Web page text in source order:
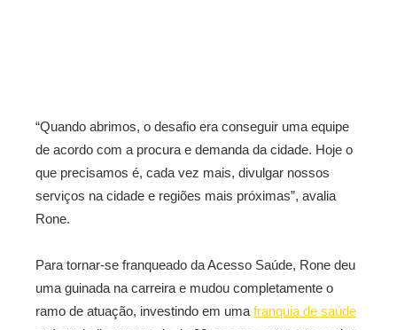
“Quando abrimos, o desafio era conseguir uma equipe
de acordo com a procura e demanda da cidade. Hoje o
que precisamos é, cada vez mais, divulgar nossos
serviços na cidade e regiões mais próximas”, avalia
Rone.
Para tornar-se franqueado da Acesso Saúde, Rone deu
uma guinada na carreira e mudou completamente o
ramo de atuação, investindo em uma franquia de saúde